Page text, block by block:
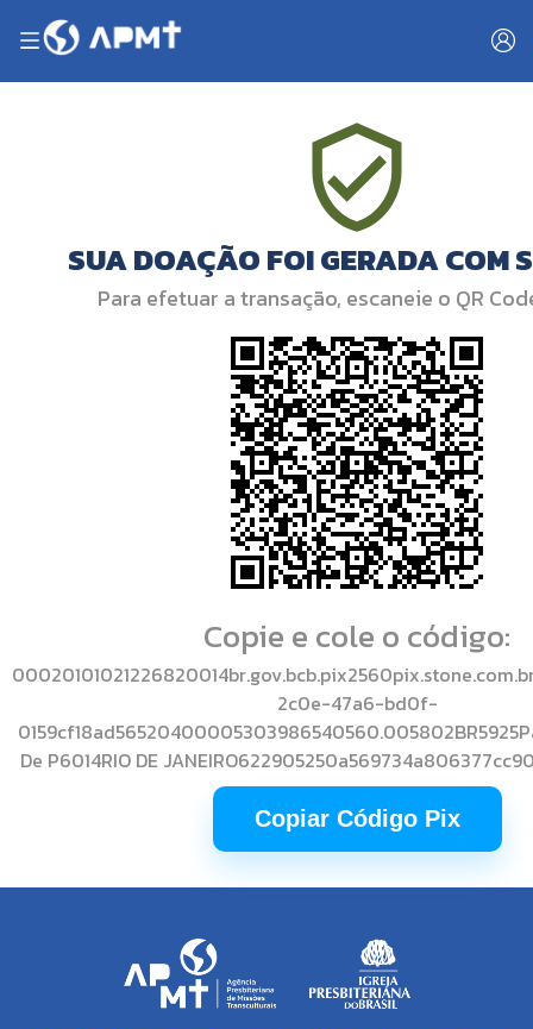
SUA DOAÇÃO FOI GERADA COM
Para efetuar a transação, escaneie o QR
Copie e cole o código:
2c0e-47a6-bd0f-
De P6014RIO DE
Copiar Código Pix